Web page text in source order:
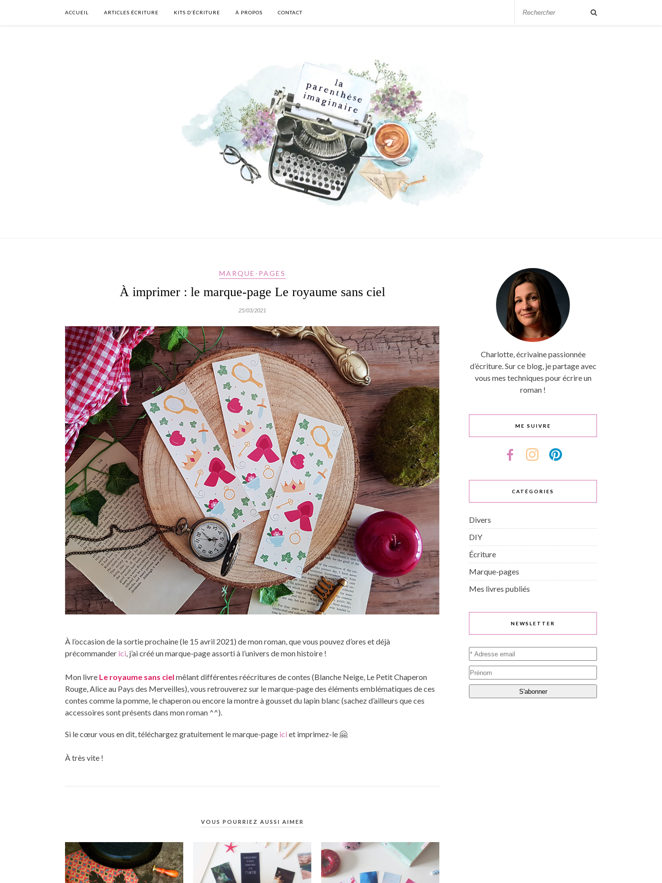
ACCUEIL ARTICLES ÉCRITURE KITS D’ÉCRITURE À PROPOS CONTACT
MARQUE-PAGES
À imprimer : le marque-page Le royaume sans ciel
25/03/2021
À l’occasion de la sortie prochaine (le 15 avril 2021) de mon roman, que vous pouvez d’ores et déjà
précommander ici , j’ai créé un marque-page assorti à l’univers de mon histoire !
Mon livre Le royaume sans ciel mêlant différentes réécritures de contes (Blanche Neige, Le Petit Chaperon
Rouge, Alice au Pays des Merveilles), vous retrouverez sur le marque-page des éléments emblématiques de ces
contes comme la pomme, le chaperon ou encore la montre à gousset du lapin blanc (sachez d’ailleurs que ces
accessoires sont présents dans mon roman ^^).
Si le cœur vous en dit, téléchargez gratuitement le marque-page ici et imprimez-le 🤗
À très vite !
VOUS POURRIEZ AUSSI AIMER
Charlotte, écrivaine passionnée
d’écriture. Sur ce blog, je partage avec
vous mes techniques pour écrire un
roman !
ME SUIVRE
CATÉGORIES
Divers
DIY
Écriture
Marque-pages
Mes livres publiés
NEWSLETTER